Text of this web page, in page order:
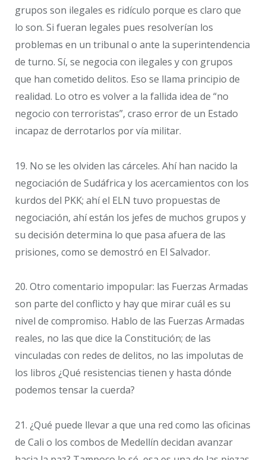
grupos son ilegales es ridículo porque es claro que
lo son. Si fueran legales pues resolverían los
problemas en un tribunal o ante la superintendencia
de turno. Sí, se negocia con ilegales y con grupos
que han cometido delitos. Eso se llama principio de
realidad. Lo otro es volver a la fallida idea de “no
negocio con terroristas”, craso error de un Estado
incapaz de derrotarlos por vía militar.
19. No se les olviden las cárceles. Ahí han nacido la
negociación de Sudáfrica y los acercamientos con los
kurdos del PKK; ahí el ELN tuvo propuestas de
negociación, ahí están los jefes de muchos grupos y
su decisión determina lo que pasa afuera de las
prisiones, como se demostró en El Salvador.
20. Otro comentario impopular: las Fuerzas Armadas
son parte del conflicto y hay que mirar cuál es su
nivel de compromiso. Hablo de las Fuerzas Armadas
reales, no las que dice la Constitución; de las
vinculadas con redes de delitos, no las impolutas de
los libros ¿Qué resistencias tienen y hasta dónde
podemos tensar la cuerda?
21. ¿Qué puede llevar a que una red como las oficinas
de Cali o los combos de Medellín decidan avanzar